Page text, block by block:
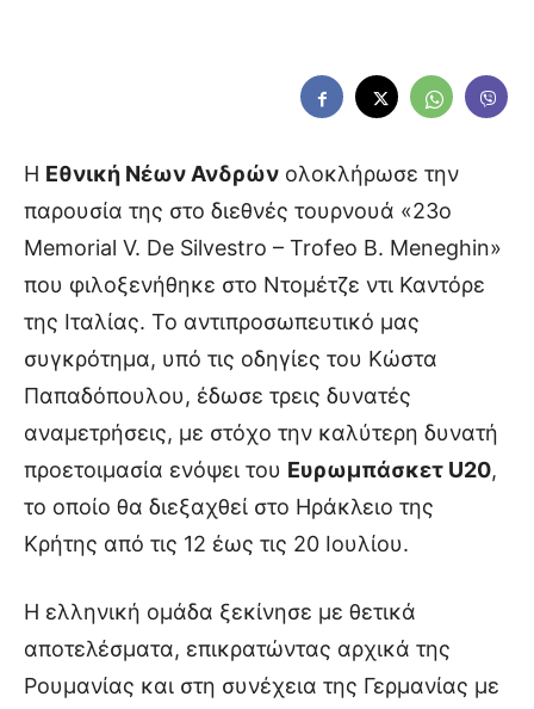
Η Εθνική Νέων Ανδρών ολοκλήρωσε την
παρουσία της στο διεθνές τουρνουά «23ο
Memorial V. De Silvestro – Trofeo B. Meneghin»
που φιλοξενήθηκε στο Ντομέτζε ντι Καντόρε
της Ιταλίας. Το αντιπροσωπευτικό μας
συγκρότημα, υπό τις οδηγίες του Κώστα
Παπαδόπουλου, έδωσε τρεις δυνατές
αναμετρήσεις, με στόχο την καλύτερη δυνατή
προετοιμασία ενόψει του Ευρωμπάσκετ U20,
το οποίο θα διεξαχθεί στο Ηράκλειο της
Κρήτης από τις 12 έως τις 20 Ιουλίου.
Η ελληνική ομάδα ξεκίνησε με θετικά
αποτελέσματα, επικρατώντας αρχικά της
Ρουμανίας και στη συνέχεια της Γερμανίας με